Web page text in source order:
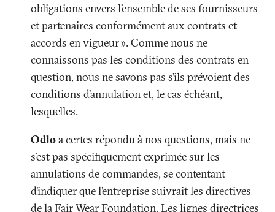
obligations envers l’ensemble de ses fournisseurs
et partenaires conformément aux contrats et
accords en vigueur». Comme nous ne
connaissons pas les conditions des contrats en
question, nous ne savons pas s’ils prévoient des
conditions d’annulation et, le cas échéant,
lesquelles.
Odloa certes répondu à nos questions, mais ne
s'est pas spécifiquement exprimée sur les
annulations de commandes, se contentant
d’indiquer que l’entreprise suivrait les directives
de la Fair Wear Foundation. Les lignes directrices